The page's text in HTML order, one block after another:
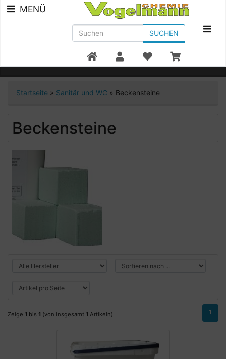
Beratung +49 7951/91300
MENÜ
SUCHEN
Startseite » Sanitär und WC » Beckensteine
Beckensteine
Zeige 1 bis 1 (von insgesamt 1 Artikeln) 1